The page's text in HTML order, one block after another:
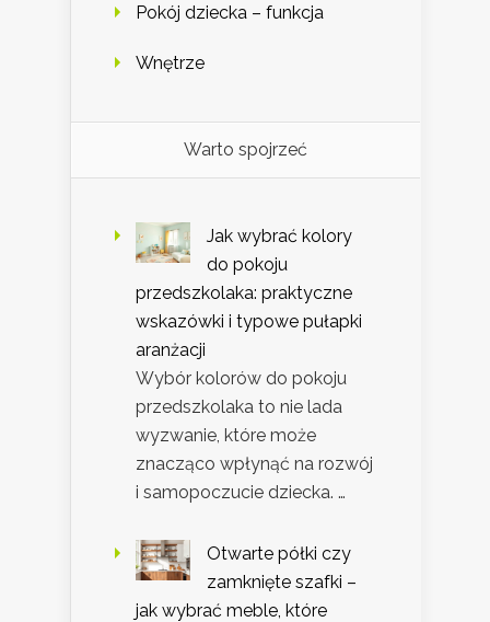
Pokój dziecka – funkcja
Wnętrze
Warto spojrzeć
Jak wybrać kolory
do pokoju
przedszkolaka: praktyczne
wskazówki i typowe pułapki
aranżacji
Wybór kolorów do pokoju
przedszkolaka to nie lada
wyzwanie, które może
znacząco wpłynąć na rozwój
i samopoczucie dziecka. …
Otwarte półki czy
zamknięte szafki –
jak wybrać meble, które